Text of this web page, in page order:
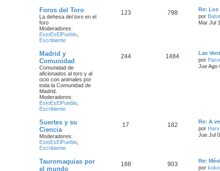
Foros del Toro
La dehesa del toro en el
foro
Moderadores:
EstoEsElPueblo
Escribiente
123 798
Re:
por
Mar Jul
Madrid y
Comunidad
Comunidad de
aficionados al toro y al
ocio con animales por
toda la Comunidad de
Madrid.
Moderadores:
EstoEsElPueblo
Escribiente
244 1484
Las
por
Jue Ago
Suertes y su
Ciencia
Moderadores:
EstoEsElPueblo
Escribiente
17 182
Re: A
por
Jue Jul
Tauromaquias por
el mundo
188 903
Re:
por